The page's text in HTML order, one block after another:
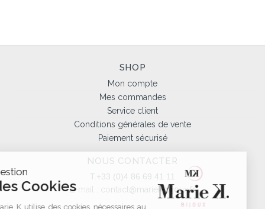
SHOP
Mon compte
Mes commandes
Service client
Conditions générales de vente
Paiement sécurisé
NOUS CONTACTER
T.+33 (0)4 86 69 41 11
E-mail : contact@mariek-bijoux.fr
Gestion
des Cookies
Marie K utilise des cookies nécessaires au